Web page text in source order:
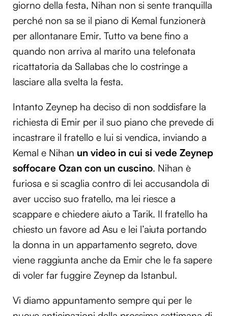
giorno della festa, Nihan non si sente tranquilla
perché non sa se il piano di Kemal funzionerà
per allontanare Emir. Tutto va bene fino a
quando non arriva al marito una telefonata
ricattatoria da Sallabas che lo costringe a
lasciare alla svelta la festa.
Intanto Zeynep ha deciso di non soddisfare la
richiesta di Emir per il suo piano che prevede di
incastrare il fratello e lui si vendica, inviando a
Kemal e Nihan un video in cui si vede Zeynep
soffocare Ozan con un cuscino. Nihan è
furiosa e si scaglia contro di lei accusandola di
aver ucciso suo fratello, ma lei riesce a
scappare e chiedere aiuto a Tarik. Il fratello ha
chiesto un favore ad Asu e lei l’aiuta portando
la donna in un appartamento segreto, dove
viene raggiunta anche da Emir che le fa sapere
di voler far fuggire Zeynep da Istanbul.
Vi diamo appuntamento sempre qui per le